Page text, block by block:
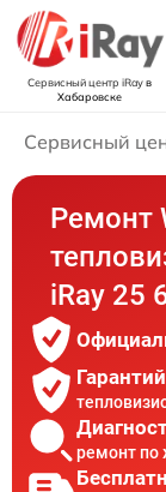
Сервисный центр iRayв
Хабаровске
Сервисный
Ремонт
iRay 25
ремонт по